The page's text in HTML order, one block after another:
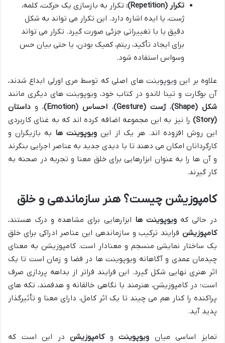
تکرار (Repetition):
تکرار به بازسازی یک حرکت، کلمه،
ژست، یا ایده اشاره دارد. این تکرار می تواند به شکل
دقیق یا با تغییراتی جزئی صورت گیرد. تکرار می تواند
برای ایجاد تأکید، ریتم، کمیک بودن، یا حتی بیان حس
وسواس استفاده شود.
علاوه بر این ویوپوینت های اصلی که توسط مری اورلی ابداع شدند،
آن بوگارت و تینا لاندو در کتاب خود، ویوپوینت های دیگری مانند
شکل (Shape)
،ژست (Gesture) ، احساس (Emotion) ، و داستان
(Story)
را نیز به این مجموعه اضافه کرده اند که به غنای کاربردی
این روش افزوده اند. هر یک از این ویوپوینت ها به بازیگران و
کارگردانان امکان می دهند تا با دیدی جدید به عناصر اجرایی بنگرند
و آن ها را به عنوان ابزارهایی برای خلق معنا و تجربه در صحنه به
کار گیرند.
کامپوزیشن چیست؟ هنر سازماندهی و خلق
در حالی کهویوپوینت ها ابزارهایی برای مشاهده و درک هستند،
کامپوزیشن فرایند ترکیب و سازماندهی این عناصر ادراکی برای خلق
یک ساختار نمایشی منسجم و معنادار است. کامپوزیشن به معنای
چیدمان عمدی و آگاهانه ویوپوینت ها در فضا و زمان است تا یک
اثر هنری نهایی شکل گیرد. این فرایند فراتر از بداهه پردازی صرف
است؛ در کامپوزیشن، هنرمند با نگاهی خالقانه و هدفمند، تکه های
پراکنده را کنار هم می چیند تا یک اثر کامل، دارای معنا و تأثیرگذار
پدید آید.
تمایز اساسی میان ویوپوینتوکامپوزیشندر این است که